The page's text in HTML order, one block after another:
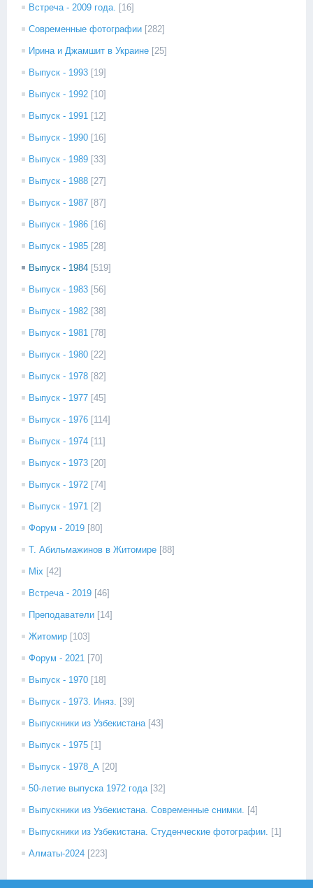
Встреча - 2009 года. [16]
Современные фотографии [282]
Ирина и Джамшит в Украине [25]
Выпуск - 1993 [19]
Выпуск - 1992 [10]
Выпуск - 1991 [12]
Выпуск - 1990 [16]
Выпуск - 1989 [33]
Выпуск - 1988 [27]
Выпуск - 1987 [87]
Выпуск - 1986 [16]
Выпуск - 1985 [28]
Выпуск - 1984 [519]
Выпуск - 1983 [56]
Выпуск - 1982 [38]
Выпуск - 1981 [78]
Выпуск - 1980 [22]
Выпуск - 1978 [82]
Выпуск - 1977 [45]
Выпуск - 1976 [114]
Выпуск - 1974 [11]
Выпуск - 1973 [20]
Выпуск - 1972 [74]
Выпуск - 1971 [2]
Форум - 2019 [80]
Т. Абильмажинов в Житомире [88]
Mix [42]
Встреча - 2019 [46]
Преподаватели [14]
Житомир [103]
Форум - 2021 [70]
Выпуск - 1970 [18]
Выпуск - 1973. Иняз. [39]
Выпускники из Узбекистана [43]
Выпуск - 1975 [1]
Выпуск - 1978_А [20]
50-летие выпуска 1972 года [32]
Выпускники из Узбекистана. Современные снимки. [4]
Выпускники из Узбекистана. Студенческие фотографии. [1]
Алматы-2024 [223]